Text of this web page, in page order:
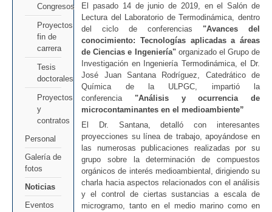
Congresos
Proyectos
fin de
carrera
Tesis
doctorales
Proyectos
y
contratos
Personal
Galería de
fotos
Noticias
Eventos
El pasado 14 de junio de 2019, en el Salón de
Lectura del Laboratorio de Termodinámica, dentro
del ciclo de conferencias "Avances del
conocimiento: Tecnologías aplicadas a áreas
de Ciencias e Ingeniería"organizado el Grupo de
Investigación en Ingeniería Termodinámica, el Dr.
José Juan Santana Rodríguez, Catedrático de
Química de la ULPGC, impartió la
conferencia "Análisis y ocurrencia de
microcontaminantes en el medioambiente”
El Dr. Santana, detalló con interesantes
proyecciones su línea de trabajo, apoyándose en
las numerosas publicaciones realizadas por su
grupo sobre la determinación de compuestos
orgánicos de interés medioambiental, dirigiendo su
charla hacia aspectos relacionados con el análisis
y el control de ciertas sustancias a escala de
microgramo, tanto en el medio marino como en